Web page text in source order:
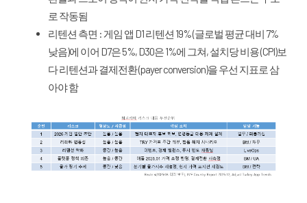
로 작동됨
리텐션 측면 : 게임 앱 D1 리텐션 19% (글로벌 평균 대비 7%
낮음)에 이어 D7은 5%, D30은 1%에 그쳐, 설치당 비용 (CPI)보
다 리텐션과 결제전환 (payer conversion)을 우선 지표로 삼
아야 함